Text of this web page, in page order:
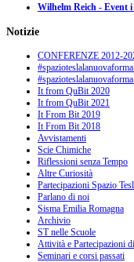
Wilhelm Reich - Event
Notizie
CONFERENZE 2012-
It from QuBit 2020
It from QuBit 2021
It From Bit 2019
It From Bit 2018
Avvistamenti
Scie Chimiche
Riflessioni senza Tempo
Altre Curiosità
Partecipazioni Spazio
Parlano di noi
Sisma Emilia Romagna
Archivio
ST nelle Scuole
Attività e Partecipazioni
Seminari e corsi passati